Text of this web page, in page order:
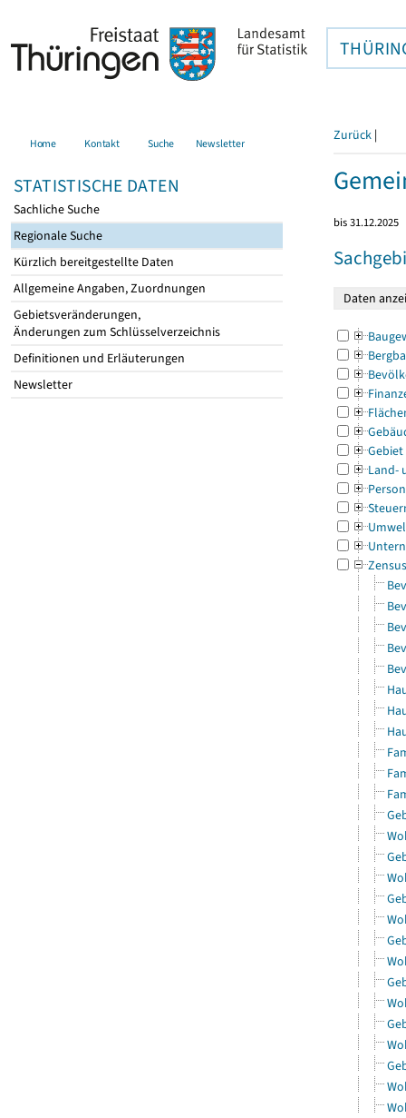
Home Kontakt Suche Newsletter
STATISTISCHE DATEN
Sachliche Suche
Regionale Suche
Kürzlich bereitgestellte Daten
Allgemeine Angaben, Zuordnungen
Gebietsveränderungen,
Änderungen zum Schlüsselverzeichnis
Definitionen und Erläuterungen
Newsletter
Zurück |
bis 31.12.2025
Gebiet
Land-
Zensus